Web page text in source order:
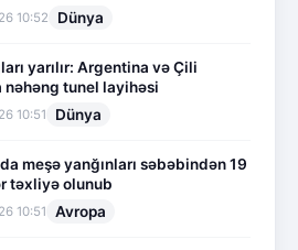
10:52 Dünya
yarılır: Argentina və Çili
nəhəng tunel layihəsi
10:51 Dünya
meşə yanğınları səbəbindən 19
təxliyə olunub
10:51 Avropa